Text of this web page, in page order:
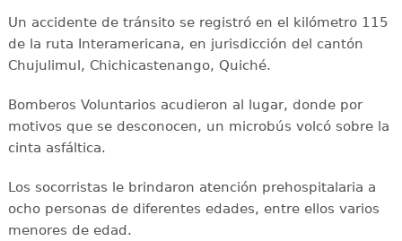
Un accidente de tránsito se registró en el kilómetro 115
de la ruta Interamericana, en jurisdicción del cantón
Chujulimul, Chichicastenango, Quiché.
Bomberos Voluntarios acudieron al lugar, donde por
motivos que se desconocen, un microbús volcó sobre la
cinta asfáltica.
Los socorristas le brindaron atención prehospitalaria a
ocho personas de diferentes edades, entre ellos varios
menores de edad.